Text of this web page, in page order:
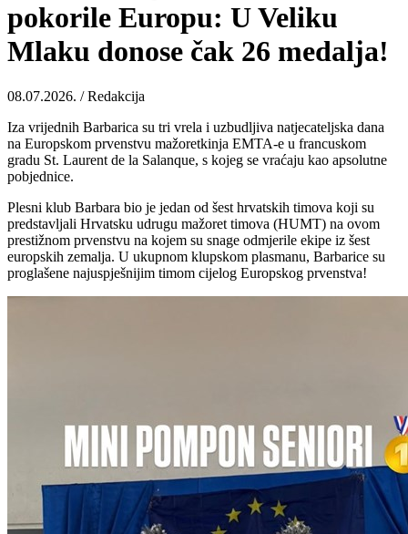
pokorile Europu: U Veliku
Mlaku donose čak 26 medalja!
08.07.2026. / Redakcija
Iza vrijednih Barbarica su tri vrela i uzbudljiva natjecateljska dana
na Europskom prvenstvu mažoretkinja EMTA-e u francuskom
gradu St. Laurent de la Salanque, s kojeg se vraćaju kao apsolutne
pobjednice.
Plesni klub Barbara bio je jedan od šest hrvatskih timova koji su
predstavljali Hrvatsku udrugu mažoret timova (HUMT) na ovom
prestižnom prvenstvu na kojem su snage odmjerile ekipe iz šest
europskih zemalja. U ukupnom klupskom plasmanu, Barbarice su
proglašene najuspješnijim timom cijelog Europskog prvenstva!